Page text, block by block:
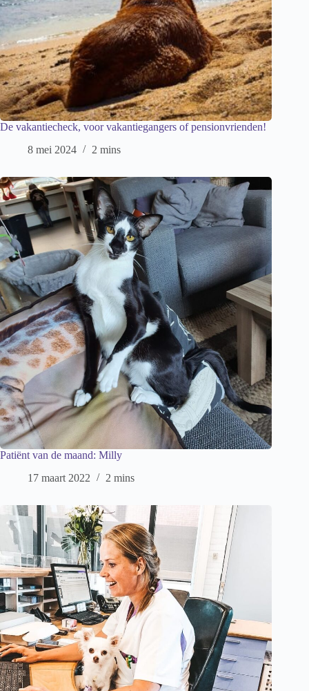
De vakantiecheck, voor vakantiegangers of pensionvrienden!
8 mei 2024
2 mins
Patiënt van de maand: Milly
17 maart 2022
2 mins